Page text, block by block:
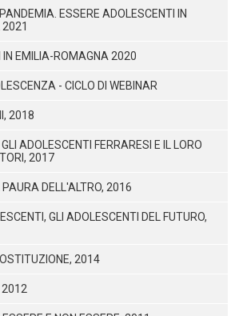
ESSERE ADOLESCENTI IN
2021
IN EMILIA-ROMAGNA 2020
- CICLO DI WEBINAR
2018
ADOLESCENTI FERRARESI E IL LORO
2017
DELL'ALTRO, 2016
GLI ADOLESCENTI DEL FUTURO,
2014
2012